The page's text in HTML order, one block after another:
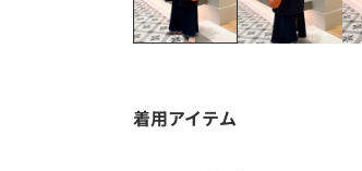
着用アイテム